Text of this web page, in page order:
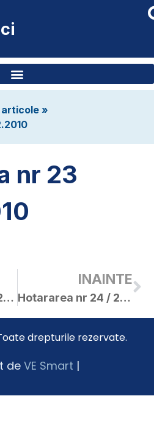
»
nr 23
Hotararea nr 22 / 23.02.2010
INAINTE
Hotararea nr 24 / 23.02.2010
drepturile rezervate.
deVE Smart |